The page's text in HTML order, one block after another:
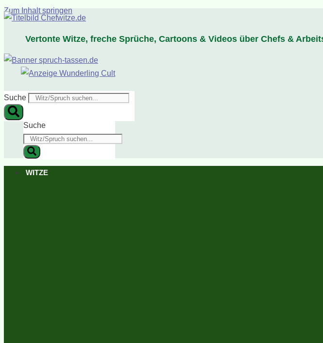
Zum Inhalt springen
Vertonte Witze, freche Sprüche, Cartoons & Videos über Chefs &
Suche
Suche
WITZE